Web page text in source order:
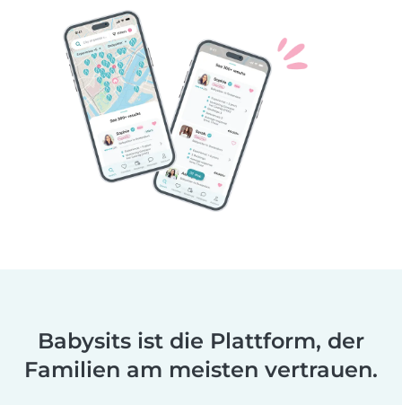
Babysits ist die Plattform, der
Familien am meisten vertrauen.